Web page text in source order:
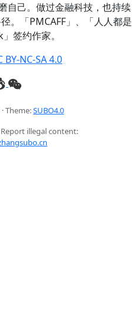
自己。做过金融科技，也持续
。「PMCAFF」、「人人都是
签约作家。
BY-NC-SA 4.0
Theme:SUBO4.0
Report illegal content: